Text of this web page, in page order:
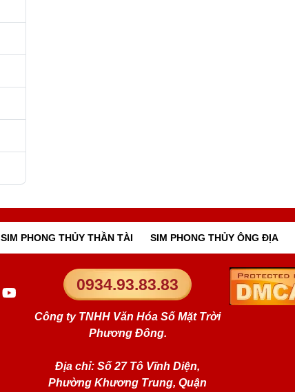
SIM PHONG THỦY THẦN TÀI SIM PHONG THỦY ÔNG ĐỊA
0934.93.83.83
Công ty TNHH Văn Hóa Số Mặt Trời
Phương Đông.
Địa chỉ: Số 27 Tô Vĩnh Diện,
Phường Khương Trung, Quận